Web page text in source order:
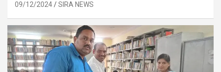
09/12/2024 SIRA NEWS